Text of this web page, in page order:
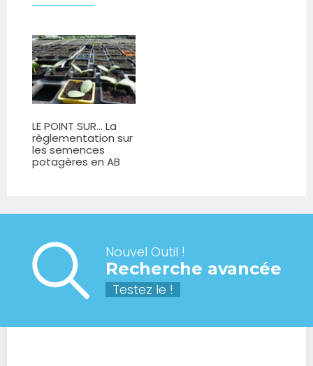
LE POINT SUR... La
règlementation sur
les semences
potagères en AB
Nouvel Outil !
Recherche avancée
Testez le !